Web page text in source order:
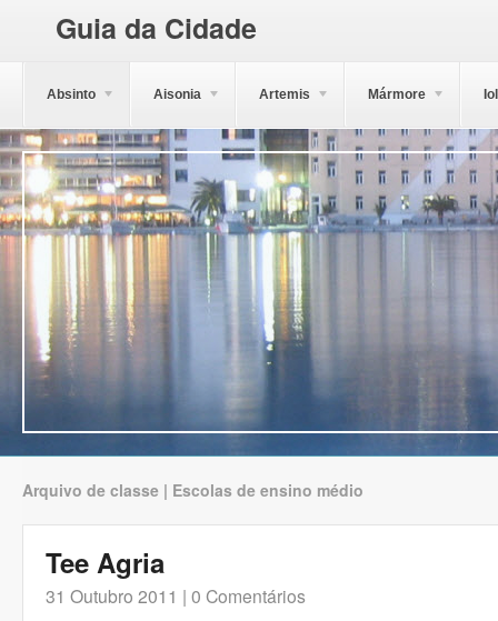
Guia da Cidade
Absinto Aisonia Artemis Mármore
Arquivo de classe | Escolas de ensino médio
Tee Agria
31 Outubro 2011 | 0 Comentários